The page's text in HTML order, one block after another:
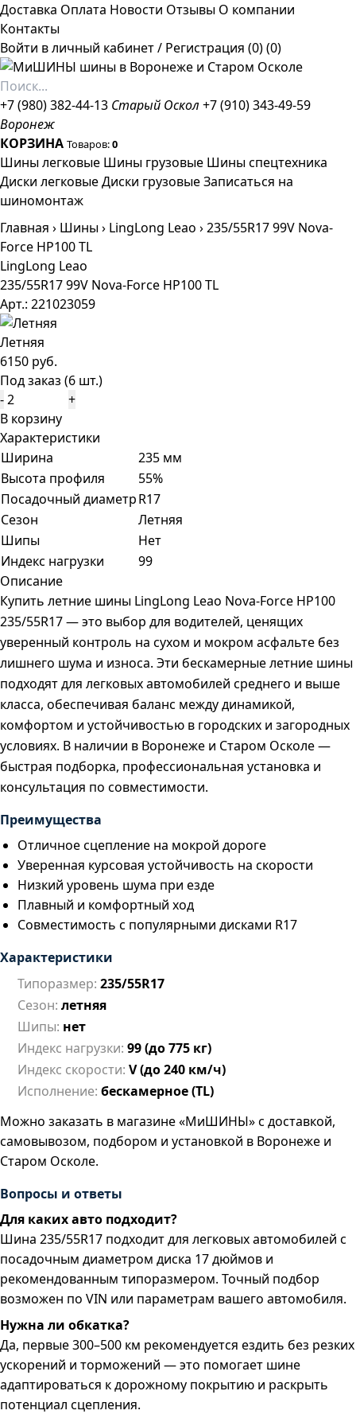
Доставка Оплата Новости Отзывы О компании
Контакты
Войти в личный кабинет/ Регистрация (0)(0)
+7 (980) 382-44-13 Старый Оскол +7 (910) 343-49-59
Воронеж
КОРЗИНА Товаров:0
Шины легковые Шины грузовые Шины спецтехника
Диски легковыеДиски грузовыеЗаписаться на
шиномонтаж
Главная › Шины› LingLong Leao ›235/55R17 99V Nova-
Force HP100 TL
LingLong Leao
235/55R17 99V Nova-Force HP100 TL
Арт.: 221023059
Летняя
6150 руб.
Под заказ (6 шт.)
-
+
В корзину
Характеристики
Ширина
235 мм
Высота профиля
55%
Посадочный диаметрR17
Сезон
Летняя
Шипы
Нет
Индекс нагрузки
99
Описание
Купить летние шины LingLong Leao Nova-Force HP100
235/55R17 — это выбор для водителей, ценящих
уверенный контроль на сухом и мокром асфальте без
лишнего шума и износа. Эти бескамерные летние шины
подходят для легковых автомобилей среднего и выше
класса, обеспечивая баланс между динамикой,
комфортом и устойчивостью в городских и загородных
условиях. В наличии в Воронеже и Старом Осколе —
быстрая подборка, профессиональная установка и
консультация по совместимости.
Преимущества
Отличное сцепление на мокрой дороге
Уверенная курсовая устойчивость на скорости
Низкий уровень шума при езде
Плавный и комфортный ход
Совместимость с популярными дисками R17
Характеристики
Типоразмер: 235/55R17
Сезон: летняя
Шипы: нет
Индекс нагрузки: 99 (до 775 кг)
Индекс скорости: V (до 240 км/ч)
Исполнение: бескамерное (TL)
Можно заказать в магазине «МиШИНЫ» с доставкой,
самовывозом, подбором и установкой в Воронеже и
Старом Осколе.
Вопросы и ответы
Для каких авто подходит?
Шина 235/55R17 подходит для легковых автомобилей с
посадочным диаметром диска 17 дюймов и
рекомендованным типоразмером. Точный подбор
возможен по VIN или параметрам вашего автомобиля.
Нужна ли обкатка?
Да, первые 300–500 км рекомендуется ездить без резких
ускорений и торможений — это помогает шине
адаптироваться к дорожному покрытию и раскрыть
потенциал сцепления.